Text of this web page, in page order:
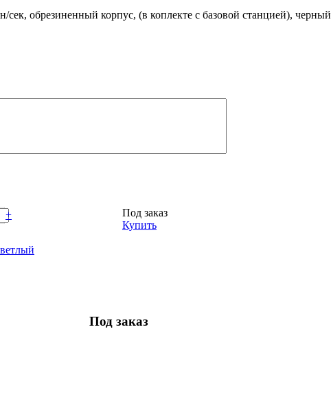
обрезиненный корпус, (в коплекте с базовой станцией), черный
+
Под заказ
Купить
Под заказ